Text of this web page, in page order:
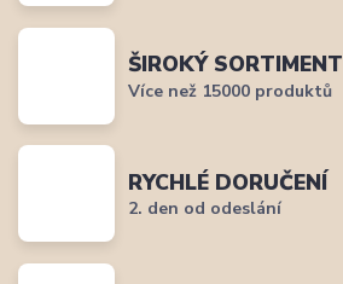
ŠIROKÝ SORTIMENT
Více než 15000 produktů
RYCHLÉ DORUČENÍ
2. den od odeslání